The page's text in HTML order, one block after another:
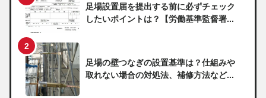
足場設置届を提出する前に必ずチェック
したいポイントは？【労働基準監督署...
足場の壁つなぎの設置基準は？仕組みや
取れない場合の対処法、補修方法など...